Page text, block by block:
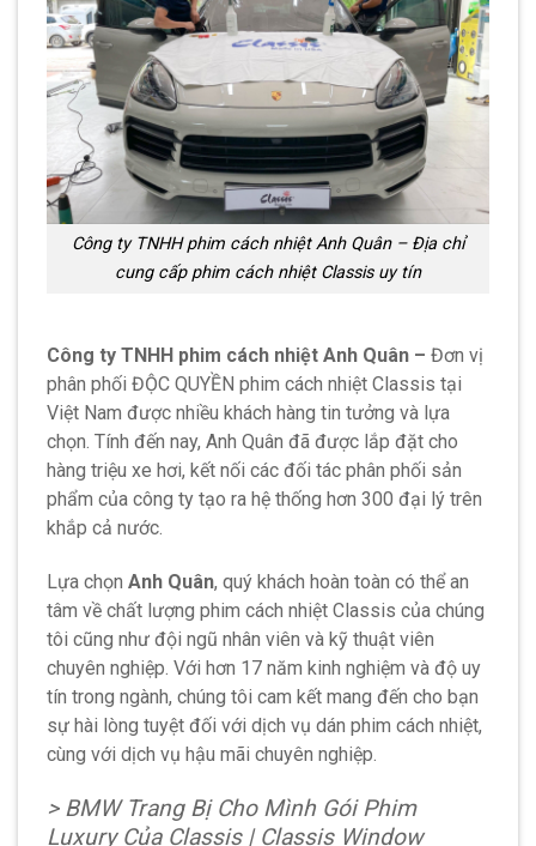
Công ty TNHH phim cách nhiệt Anh Quân – Địa chỉ
cung cấp phim cách nhiệt Classis uy tín
Công ty TNHH phim cách nhiệt Anh Quân – Đơn vị
phân phối ĐỘC QUYỀN phim cách nhiệt Classis tại
Việt Nam được nhiều khách hàng tin tưởng và lựa
chọn. Tính đến nay, Anh Quân đã được lắp đặt cho
hàng triệu xe hơi, kết nối các đối tác phân phối sản
phẩm của công ty tạo ra hệ thống hơn 300 đại lý trên
khắp cả nước.
Lựa chọn Anh Quân, quý khách hoàn toàn có thể an
tâm về chất lượng phim cách nhiệt Classis của chúng
tôi cũng như đội ngũ nhân viên và kỹ thuật viên
chuyên nghiệp. Với hơn 17 năm kinh nghiệm và độ uy
tín trong ngành, chúng tôi cam kết mang đến cho bạn
sự hài lòng tuyệt đối với dịch vụ dán phim cách nhiệt,
cùng với dịch vụ hậu mãi chuyên nghiệp.
> BMW Trang Bị Cho Mình Gói Phim
Luxury Của Classis | Classis Window